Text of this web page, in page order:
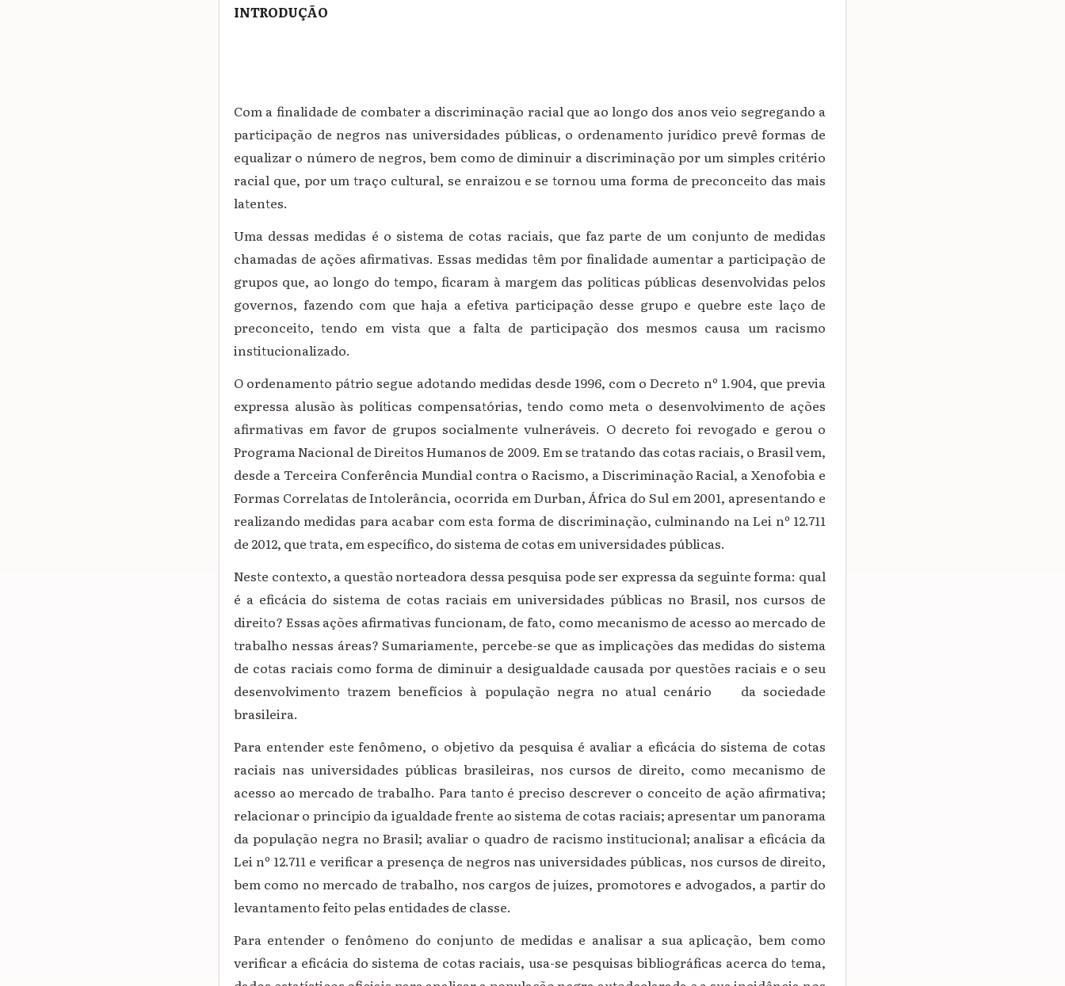
INTRODUÇÃO
Com a finalidade de combater a discriminação racial que ao longo dos anos veio segregando a
participação de negros nas universidades públicas, o ordenamento jurídico prevê formas de
equalizar o número de negros, bem como de diminuir a discriminação por um simples critério
racial que, por um traço cultural, se enraizou e se tornou uma forma de preconceito das mais
latentes.
Uma dessas medidas é o sistema de cotas raciais, que faz parte de um conjunto de medidas
chamadas de ações afirmativas. Essas medidas têm por finalidade aumentar a participação de
grupos que, ao longo do tempo, ficaram à margem das políticas públicas desenvolvidas pelos
governos, fazendo com que haja a efetiva participação desse grupo e quebre este laço de
preconceito, tendo em vista que a falta de participação dos mesmos causa um racismo
institucionalizado.
O ordenamento pátrio segue adotando medidas desde 1996, com o Decreto nº 1.904, que previa
expressa alusão às políticas compensatórias, tendo como meta o desenvolvimento de ações
afirmativas em favor de grupos socialmente vulneráveis. O decreto foi revogado e gerou o
Programa Nacional de Direitos Humanos de 2009. Em se tratando das cotas raciais, o Brasil vem,
desde a Terceira Conferência Mundial contra o Racismo, a Discriminação Racial, a Xenofobia e
Formas Correlatas de Intolerância, ocorrida em Durban, África do Sul em 2001, apresentando e
realizando medidas para acabar com esta forma de discriminação, culminando na Lei nº 12.711
de 2012, que trata, em específico, do sistema de cotas em universidades públicas.
Neste contexto, a questão norteadora dessa pesquisa pode ser expressa da seguinte forma: qual
é a eficácia do sistema de cotas raciais em universidades públicas no Brasil, nos cursos de
direito? Essas ações afirmativas funcionam, de fato, como mecanismo de acesso ao mercado de
trabalho nessas áreas? Sumariamente, percebe-se que as implicações das medidas do sistema
de cotas raciais como forma de diminuir a desigualdade causada por questões raciais e o seu
desenvolvimento trazem benefícios à população negra no atual cenário da sociedade
brasileira.
Para entender este fenômeno, o objetivo da pesquisa é avaliar a eficácia do sistema de cotas
raciais nas universidades públicas brasileiras, nos cursos de direito, como mecanismo de
acesso ao mercado de trabalho. Para tanto é preciso descrever o conceito de ação afirmativa;
relacionar o princípio da igualdade frente ao sistema de cotas raciais; apresentar um panorama
da população negra no Brasil; avaliar o quadro de racismo institucional; analisar a eficácia da
Lei nº 12.711 e verificar a presença de negros nas universidades públicas, nos cursos de direito,
bem como no mercado de trabalho, nos cargos de juízes, promotores e advogados, a partir do
levantamento feito pelas entidades de classe.
Para entender o fenômeno do conjunto de medidas e analisar a sua aplicação, bem como
verificar a eficácia do sistema de cotas raciais, usa-se pesquisas bibliográficas acerca do tema,